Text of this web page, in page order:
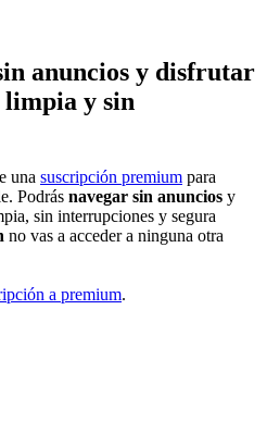
anuncios y disfrutar
limpia y sin
una suscripción premium para
Podrás navegar sin anuncios y
sin interrupciones y segura
no vas a acceder a ninguna otra
a premium.